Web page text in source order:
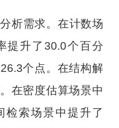
析需求。在计数场
提升了30.0个百分
个点。在结构解
在密度估算场景中
检索场景中提升了